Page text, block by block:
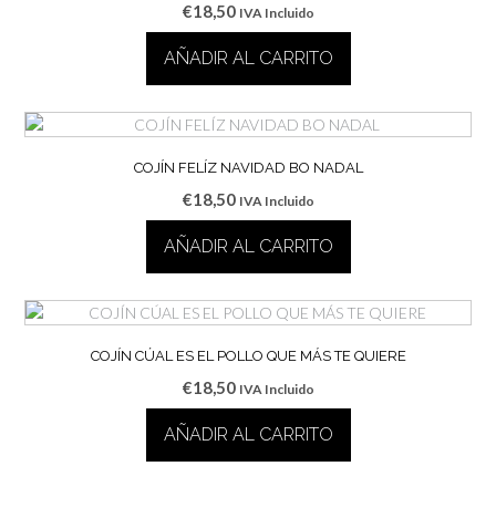
€18,50 IVA Incluido
AÑADIR AL CARRITO
COJÍN FELÍZ NAVIDAD BO NADAL
€18,50 IVA Incluido
AÑADIR AL CARRITO
COJÍN CÚAL ES EL POLLO QUE MÁS TE QUIERE
€18,50 IVA Incluido
AÑADIR AL CARRITO